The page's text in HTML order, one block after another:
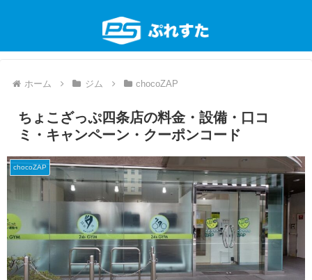
ホーム ジム chocoZAP
ちょこざっぷ四条店の料金・設備・口コ
ミ・キャンペーン・クーポンコード
chocoZAP